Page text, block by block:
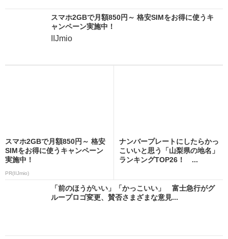
スマホ2GBで月額850円～ 格安SIMをお得に使うキ
ャンペーン実施中！
IIJmio
スマホ2GBで月額850円～ 格安
SIMをお得に使うキャンペーン
実施中！
PR(IIJmio)
ナンバープレートにしたらかっ
こいいと思う「山梨県の地名」
ランキングTOP26！ ...
「前のほうがいい」「かっこいい」 富士急行がグ
ループロゴ変更、賛否さまざまな意見...